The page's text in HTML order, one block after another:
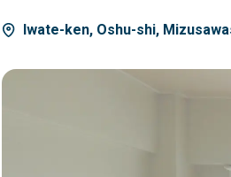
Iwate-ken, Oshu-shi,